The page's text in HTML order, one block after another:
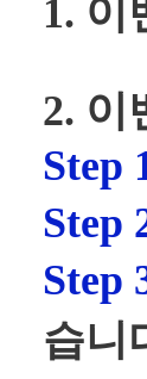
1. 이
2. 이
Step
Step
Step
습니